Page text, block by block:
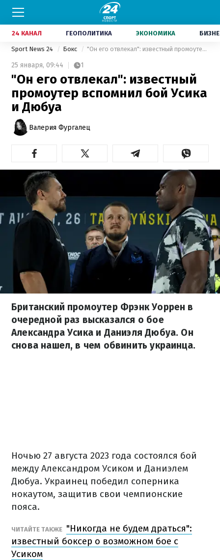
24 КАНАЛ ГЕОПОЛИТИКА ЭКОНОМИКА
Sport News 24 Бокс "Он его отвлекал": известный промоутер вспомнил бой Усика и Дюбуа
25 января, 09:44 1
"Он его отвлекал": известный
промоутер вспомнил бой Усика
и Дюбуа
Валерия Фургалец
Британский промоутер Фрэнк Уоррен в
очередной раз высказался о бое
Александра Усика и Даниэля Дюбуа. Он
снова нашел, в чем обвинить украинца.
Ночью 27 августа 2023 года состоялся бой
между Александром Усиком и Даниэлем
Дюбуа. Украинец победил соперника
нокаутом, защитив свои чемпионские
пояса.
ЧИТАЙТЕ ТАКЖЕ "Никогда не будем драться":
известный боксер о возможном бое с
Усиком